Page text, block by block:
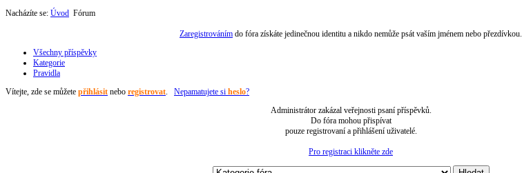
Nacházíte se: Úvod Fórum
Zaregistrováním do fóra získáte jedinečnou identitu a nikdo nemůže psát vaším jménem nebo přezdívkou.
Všechny příspěvky
Kategorie
Pravidla
Vítejte, zde se můžete přihlásit nebo registrovat. Nepamatujete si heslo?
Administrátor zakázal veřejnosti psaní příspěvků.
Do fóra mohou přispívat
pouze registrovaní a přihlášení uživatelé.
Pro registraci klikněte zde